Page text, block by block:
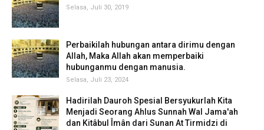
Selasa, Juli 30, 2019
Perbaikilah hubungan antara dirimu dengan
Allah, Maka Allah akan memperbaiki
hubunganmu dengan manusia.
Selasa, Juli 23, 2024
Hadirilah Dauroh Spesial Bersyukurlah Kita
Menjadi Seorang Ahlus Sunnah Wal Jama'ah
dan Kitâbul Îmân dari Sunan At Tirmidzi di